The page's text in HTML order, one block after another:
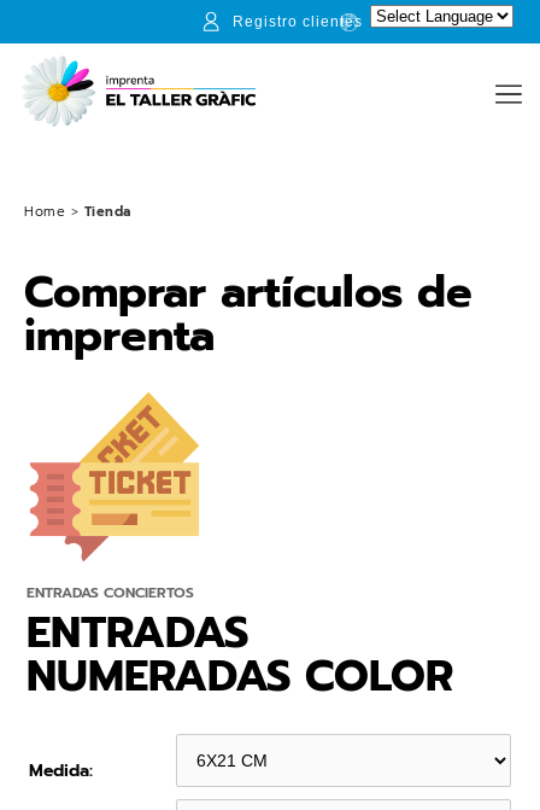
Registro clientes
Home > Tienda
Comprar artículos de
imprenta
ENTRADAS CONCIERTOS
ENTRADAS
NUMERADAS COLOR
Medida: